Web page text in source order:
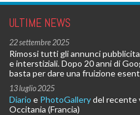
ULTIME NEWS
22 settembre 2025
Rimossi tutti gli annunci
e interstiziali. Dopo 20 anni di
basta per dare una fruizione
13 luglio 2025
Diario e PhotoGallerydel recente
Occitania (Francia)